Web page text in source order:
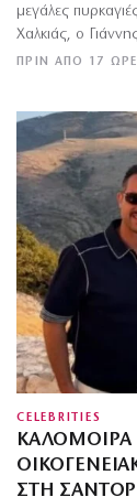
ΠΡΙΝ ΑΠΌ 17
μεγάλες
Χαλκιάς, ο
CELEBRITIES
ΚΑΛΟΜΟΊΡΑ
ΣΤΗ